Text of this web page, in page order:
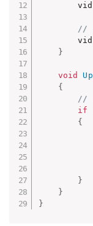
//
}
void
{
//
if
{
}
}
}